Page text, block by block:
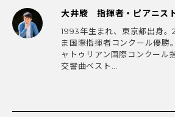
大井駿 指揮者・ピアニス
1993年生まれ、東京都出身。
ま国際指揮者コンクール優勝
ャトゥリアン国際コンクール
交響曲ベスト...